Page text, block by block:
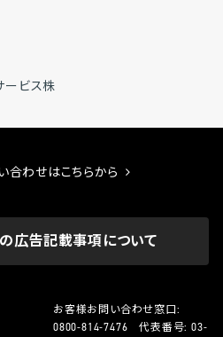
ービス株
合わせはこちらから
広告記載事項について
お客様お問い合わせ窓口:
0800-814-7476 代表番号:03-